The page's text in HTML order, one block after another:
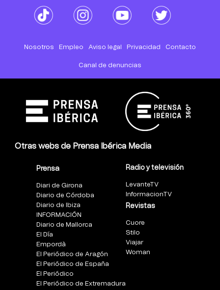
Nosotros Empleo Aviso legal Privacidad Contacto
Canal de denuncias
Otras webs de Prensa Ibérica Media
Prensa
Diari de Girona
Diario de Córdoba
Diario de Ibiza
INFORMACIÓN
Diario de Mallorca
El Día
Empordà
El Periódico de Aragón
El Periódico de España
El Periódico
El Periódico de Extremadura
Radio y televisión
LevanteTV
InformacionTV
Revistas
Cuore
Stilo
Viajar
Woman